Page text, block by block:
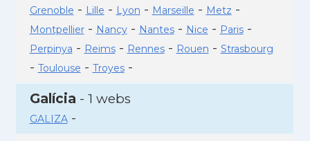
Grenoble - Lille - Lyon - Marseille - Metz -
Montpellier- Nancy- Nantes- Nice - Paris-
Perpinya - Reims- Rennes- Rouen - Strasbourg
- Toulouse - Troyes-
Galícia - 1 webs
GALIZA-